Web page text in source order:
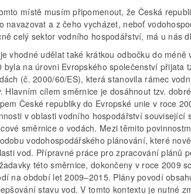
místě musím připomenout, že Česká
navazovat a z čeho vycházet, neboť
celý sektor vodního hospodářství, má u nás
vhodné udělat také krátkou odbočku do méně
byla na úrovni Evropského společenství přijata
(č. 2000/60/ES), která stanovila rámec
Hlavním cílem směrnice je dosáhnout tzv.
České republiky do Evropské unie v roce
v oblasti vodního hospodářství související
směrnice o vodách. Mezi těmito
vodohospodářského plánování, které
vod. Přípravné práce pro zpracování plánů
této směrnice, dokončeny v roce 2009
na období let 2009–2015. Plány povodí
stavu vod. V tomto kontextu je nutné